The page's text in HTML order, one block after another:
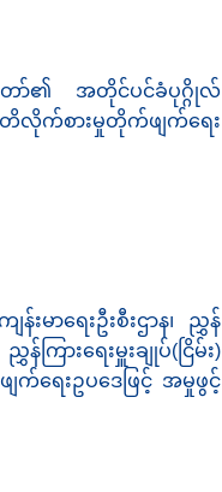
တော်၏ အတိုင်ပင်ခံပုဂ္ဂိုလ်
လိုက်စားမှုတိုက်ဖျက်ရေး
န်းမာရေးဦးစီးဌာန၊ ညွှန်
ားရေးမှူးချုပ်(ငြိမ်း)
ရေးဥပဒေဖြင့် အမှုဖွင့်